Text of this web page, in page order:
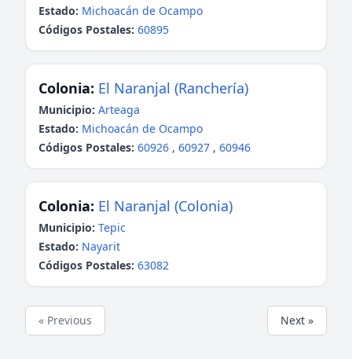
Estado: Michoacán de Ocampo
Códigos Postales: 60895
Colonia: El Naranjal (Ranchería)
Municipio: Arteaga
Estado: Michoacán de Ocampo
Códigos Postales: 60926 , 60927 , 60946
Colonia: El Naranjal (Colonia)
Municipio: Tepic
Estado: Nayarit
Códigos Postales: 63082
« Previous Next »